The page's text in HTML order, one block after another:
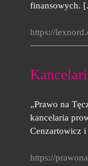
finansowych.
https://
„Prawo na
kancelaria
Cenzartowicz
https://